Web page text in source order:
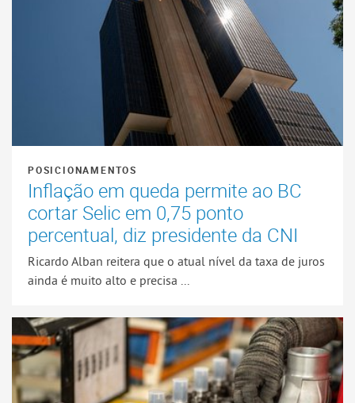
POSICIONAMENTOS
Inflação em queda permite ao BC
cortar Selic em 0,75 ponto
percentual, diz presidente da CNI
Ricardo Alban reitera que o atual nível da taxa de juros
ainda é muito alto e precisa ...